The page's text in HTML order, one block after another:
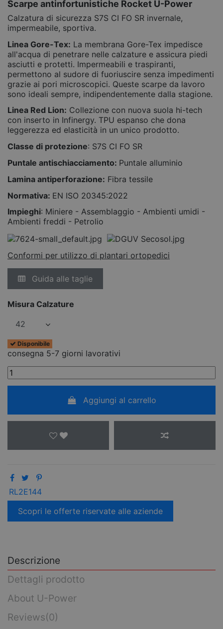
Scarpe antinfortunistiche Rocket U-Power
Calzatura di sicurezza S7S CI FO SR invernale,
impermeabile, sportiva.
Linea Gore-Tex: La membrana Gore-Tex impedisce
all'acqua di penetrare nelle calzature e assicura piedi
asciutti e protetti. Impermeabili e traspiranti,
permettono al sudore di fuoriuscire senza impedimenti
grazie ai pori microscopici. Queste scarpe da lavoro
sono ideali sempre, indipendentemente dalla stagione.
Linea Red Lion: Collezione con nuova suola hi-tech
con inserto in Infinergy. TPU espanso che dona
leggerezza ed elasticità in un unico prodotto.
Classe di protezione: S7S CI FO SR
Puntale antischiacciamento: Puntale alluminio
Lamina antiperforazione: Fibra tessile
Normativa: EN ISO 20345:2022
Impieghi: Miniere - Assemblaggio - Ambienti umidi -
Ambienti freddi - Petrolio
Conformi per utilizzo di plantari ortopedici
Guida alle taglie
Misura Calzature
Disponibile
consegna 5-7 giorni lavorativi
Aggiungi al carrello
RL2E144
Scopri le offerte riservate alle aziende
Descrizione
Dettagli prodotto
About U-Power
Reviews(0)